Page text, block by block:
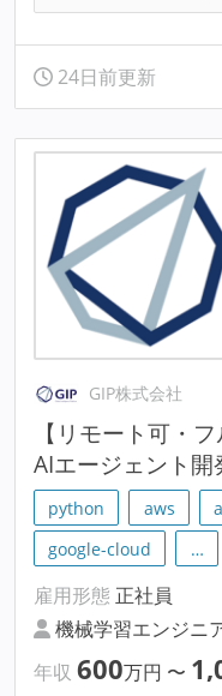
24日前更新
GIP株式会社
【リモート可・
AIエージェント
python aws
google-cloud
…
雇用形態 正社員
機械学習エンジニ
年収 600万円 〜